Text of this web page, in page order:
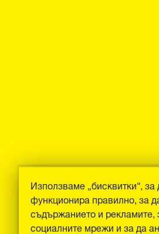
Използваме „бисквитки“,
функционира правилно, за
съдържанието и
социалните мрежи и за да